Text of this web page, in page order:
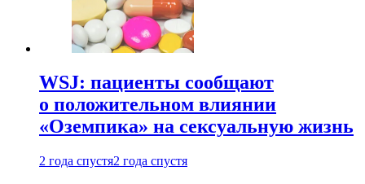
WSJ: пациенты сообщают
о положительном влиянии
«Оземпика» на сексуальную жизнь
2 года спустя2 года спустя